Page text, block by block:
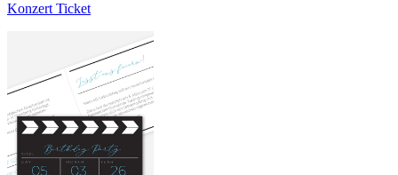
Konzert Ticket